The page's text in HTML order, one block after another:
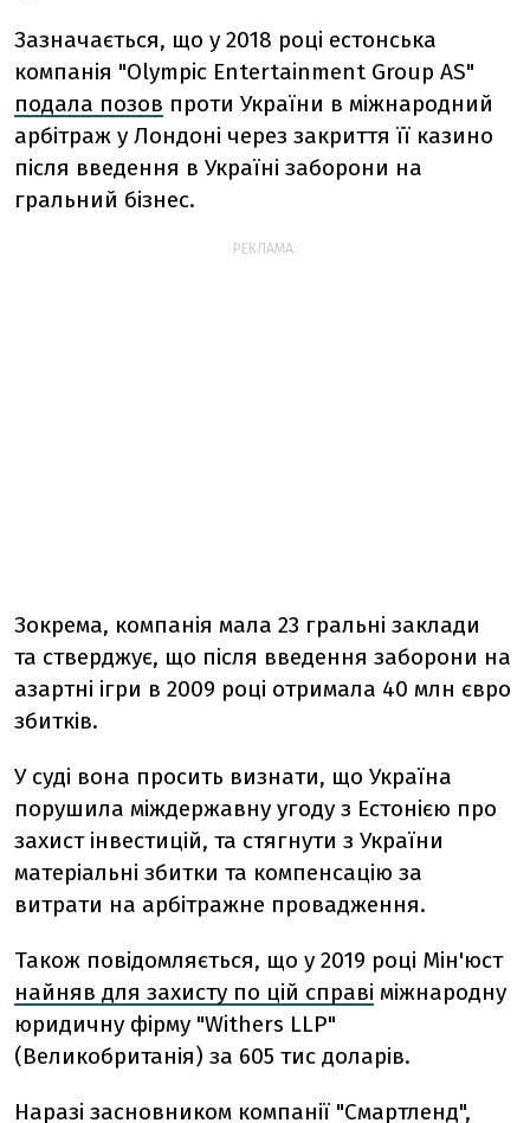
Зазначається, що у 2018 році естонська
компанія "Olympic Entertainment Group AS"
подала позов проти України в міжнародний
арбітраж у Лондоні через закриття її казино
після введення в Україні заборони на
гральний бізнес.
РЕКЛАМА:
Зокрема, компанія мала 23 гральні заклади
та стверджує, що після введення заборони на
азартні ігри в 2009 році отримала 40 млн євро
збитків.
У суді вона просить визнати, що Україна
порушила міждержавну угоду з Естонією про
захист інвестицій, та стягнути з України
матеріальні збитки та компенсацію за
витрати на арбітражне провадження.
Також повідомляється, що у 2019 році Мін'юст
найняв для захисту по цій справі міжнародну
юридичну фірму "Withers LLP"
(Великобританія) за 605 тис доларів.
Наразі засновником компанії "Смартленд",